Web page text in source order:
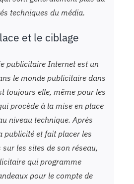
techniques du média.
et le ciblage
publicitaire Internet est un
le monde publicitaire dans
toujours elle, même pour les
procède à la mise en place
niveau technique. Après
et fait placer les
les sites de son réseau,
qui programme
pour le compte de